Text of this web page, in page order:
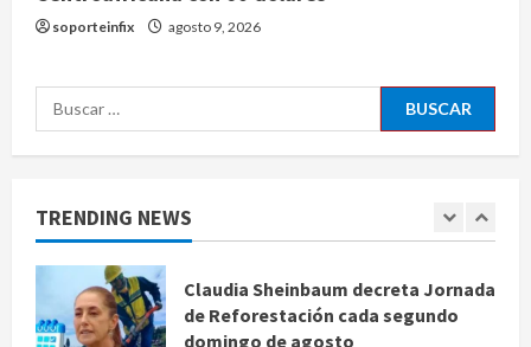
soporteinfix agosto 9, 2026
Buscar:
TRENDING NEWS
tres veces fondos internacionales y
sigue sin concretarse
1
Se registran 43 mil 619 aspirantes
para el examen de ingreso a la
Claudia Sheinbaum decreta Jornada
de Reforestación cada segundo
domingo de agosto